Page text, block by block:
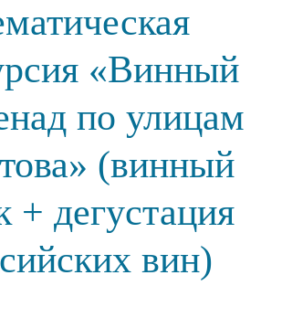
«Винный
по улицам
(винный
+ дегустация
вин)